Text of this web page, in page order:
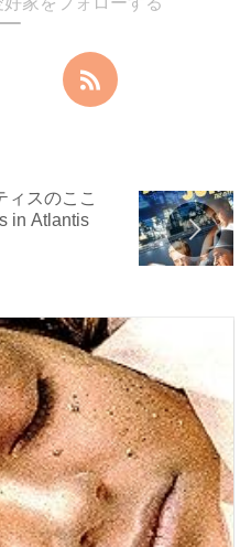
ィスのここ
in Atlantis